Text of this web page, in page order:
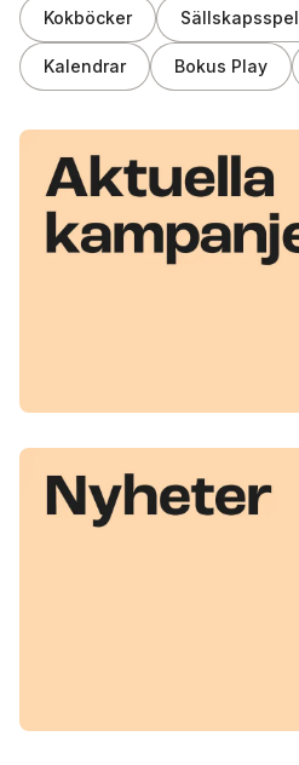
Kokböcker Sällskapsspel
Kalendrar Bokus Play